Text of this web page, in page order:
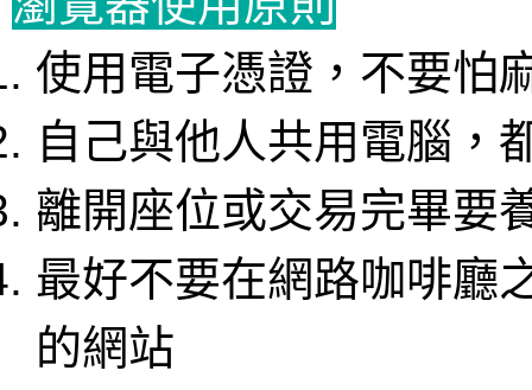
使用電子憑證，不要怕
自己與他人共用電腦，
離開座位或交易完畢要
最好不要在網路咖啡廳
的網站